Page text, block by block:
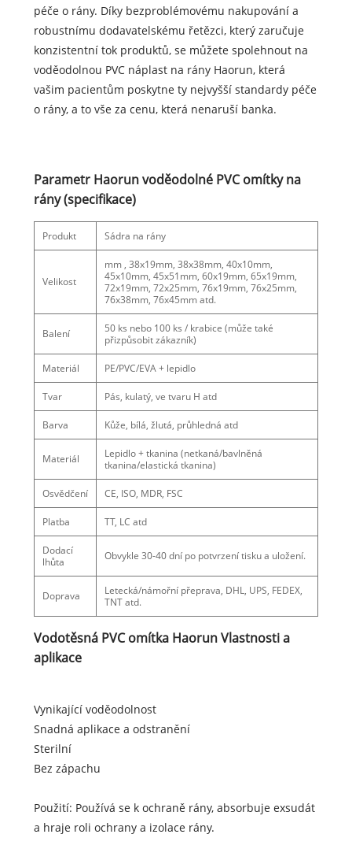
péče o rány. Díky bezproblémovému nakupování a
robustnímu dodavatelskému řetězci, který zaručuje
konzistentní tok produktů, se můžete spolehnout na
voděodolnou PVC náplast na rány Haorun, která
vašim pacientům poskytne ty nejvyšší standardy péče
o rány, a to vše za cenu, která nenaruší banka.
Parametr Haorun voděodolné PVC omítky na
rány (specifikace)
Produkt Sádra na rány
Velikost
mm , 38x19mm, 38x38mm, 40x10mm,
45x10mm, 45x51mm, 60x19mm, 65x19mm,
72x19mm, 72x25mm, 76x19mm, 76x25mm,
76x38mm, 76x45mm atd.
Balení
50 ks nebo 100 ks / krabice (může také
přizpůsobit zákazník)
Materiál PE/PVC/EVA + lepidlo
Tvar Pás, kulatý, ve tvaru H atd
Barva Kůže, bílá, žlutá, průhledná atd
Materiál
Lepidlo + tkanina (netkaná/bavlněná
tkanina/elastická tkanina)
Osvědčení CE, ISO, MDR, FSC
Platba TT, LC atd
Dodací
lhůta
Obvykle 30-40 dní po potvrzení tisku a uložení.
Doprava
Letecká/námořní přeprava, DHL, UPS, FEDEX,
TNT atd.
Vodotěsná PVC omítka Haorun Vlastnosti a
aplikace
Vynikající voděodolnost
Snadná aplikace a odstranění
Sterilní
Bez zápachu
Použití: Používá se k ochraně rány, absorbuje exsudát
a hraje roli ochrany a izolace rány.